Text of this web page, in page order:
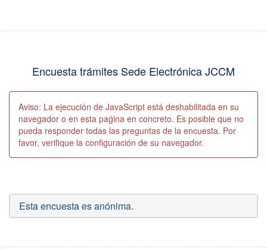
Encuesta trámites Sede Electrónica JCCM
Aviso: La ejecución de JavaScript está deshabilitada en su
navegador o en esta paǵina en concreto. Es posible que no
pueda responder todas las preguntas de la encuesta. Por
favor, verifique la configuración de su navegador.
Esta encuesta es anónima.